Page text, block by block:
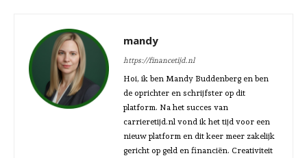
mandy
https://financetijd.nl
Hoi, ik ben Mandy Buddenberg en ben
de oprichter en schrijfster op dit
platform. Na het succes van
carrieretijd.nl vond ik het tijd voor een
nieuw platform en dit keer meer zakelijk
gericht op geld en financiën. Creativiteit